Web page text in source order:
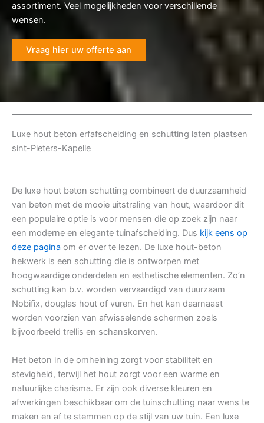
assortiment. Veel mogelijkheden voor verschillende
wensen.
Vraag hier uw offerte aan
Luxe hout beton erfafscheiding en schutting laten plaatsen
sint-Pieters-Kapelle
De luxe hout beton schutting combineert de duurzaamheid
van beton met de mooie uitstraling van hout, waardoor dit
een populaire optie is voor mensen die op zoek zijn naar
een moderne en elegante tuinafscheiding. Dus kijk eens op
deze pagina om er over te lezen. De luxe hout-beton
hekwerk is een schutting die is ontworpen met
hoogwaardige onderdelen en esthetische elementen. Zo’n
schutting kan b.v. worden vervaardigd van duurzaam
Nobifix, douglas hout of vuren. En het kan daarnaast
worden voorzien van afwisselende schermen zoals
bijvoorbeeld trellis en schanskorven.
Het beton in de omheining zorgt voor stabiliteit en
stevigheid, terwijl het hout zorgt voor een warme en
natuurlijke charisma. Er zijn ook diverse kleuren en
afwerkingen beschikbaar om de tuinschutting naar wens te
maken en af te stemmen op de stijl van uw tuin. Een luxe